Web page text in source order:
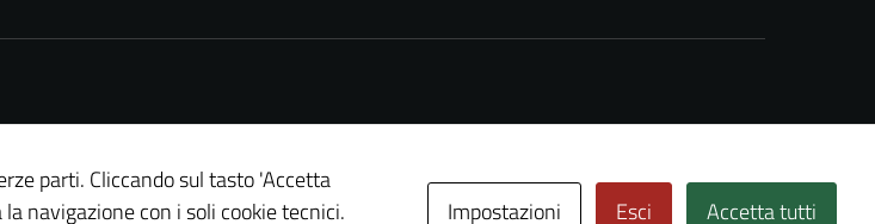
parti. Cliccando sul tasto 'Accetta
navigazione con i soli cookie tecnici.
Impostazioni Esci Accetta tutti